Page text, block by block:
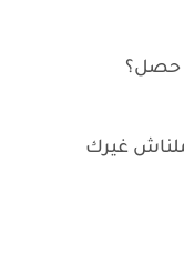
حصل؟
غيرك